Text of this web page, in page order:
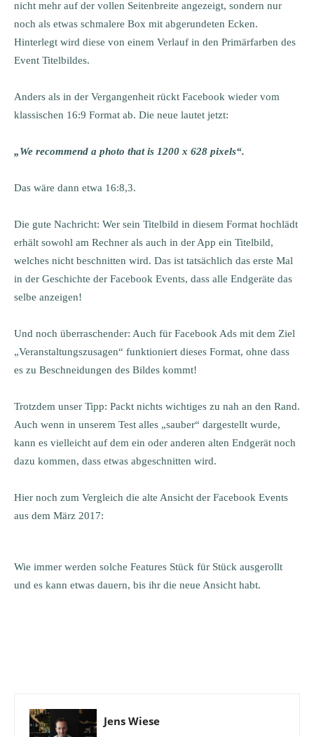
nicht mehr auf der vollen Seitenbreite angezeigt, sondern nur
noch als etwas schmalere Box mit abgerundeten Ecken.
Hinterlegt wird diese von einem Verlauf in den Primärfarben des
Event Titelbildes.
Anders als in der Vergangenheit rückt Facebook wieder vom
klassischen 16:9 Format ab. Die neue lautet jetzt:
„We recommend a photo that is 1200 x 628 pixels“.
Das wäre dann etwa 16:8,3.
Die gute Nachricht: Wer sein Titelbild in diesem Format hochlädt
erhält sowohl am Rechner als auch in der App ein Titelbild,
welches nicht beschnitten wird. Das ist tatsächlich das erste Mal
in der Geschichte der Facebook Events, dass alle Endgeräte das
selbe anzeigen!
Und noch überraschender: Auch für Facebook Ads mit dem Ziel
„Veranstaltungszusagen“ funktioniert dieses Format, ohne dass
es zu Beschneidungen des Bildes kommt!
Trotzdem unser Tipp: Packt nichts wichtiges zu nah an den Rand.
Auch wenn in unserem Test alles „sauber“ dargestellt wurde,
kann es vielleicht auf dem ein oder anderen alten Endgerät noch
dazu kommen, dass etwas abgeschnitten wird.
Hier noch zum Vergleich die alte Ansicht der Facebook Events
aus dem März 2017:
Wie immer werden solche Features Stück für Stück ausgerollt
und es kann etwas dauern, bis ihr die neue Ansicht habt.
Jens Wiese